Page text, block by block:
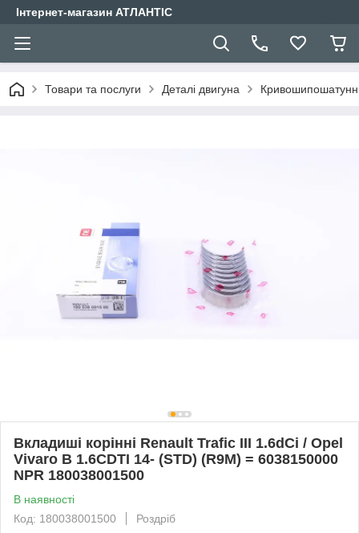
Інтернет-магазин АТЛАНТІС
Товари та послуги Деталі двигуна
Вкладиші корінні Renault Trafic III 1.6dCi / Opel
Vivaro B 1.6CDTI 14- (STD) (R9M) = 6038150000
NPR 180038001500
В наявності
Код: 180038001500
Роздріб